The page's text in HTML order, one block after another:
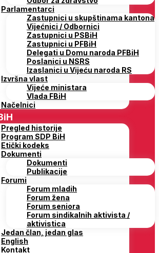
Parlamentarci
Zastupnici u skupštinama kantona
Vijećnici / Odbornici
Zastupnici u PSBiH
Zastupnici u PFBiH
Delegati u Domu naroda PFBiH
Poslanici u NSRS
Izaslanici u Vijeću naroda RS
Izvršna vlast
Vijeće ministara
Vlada FBiH
Načelnici
Pregled historije
Program SDP BiH
Etički kodeks
Dokumenti
Dokumenti
Publikacije
Forumi
Forum mladih
Forum žena
Forum seniora
Forum sindikalnih aktivista /
aktivistica
Jedan član, jedan glas
English
Kontakt